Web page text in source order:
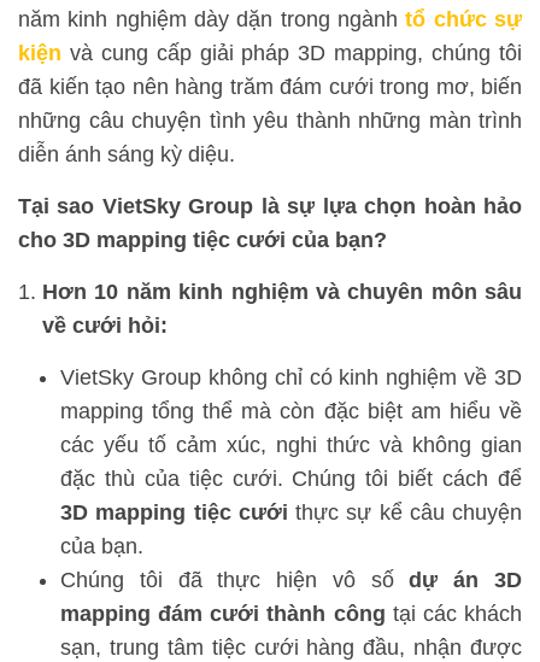
năm kinh nghiệm dày dặn trong ngành tổ chức sự
kiện và cung cấp giải pháp 3D mapping, chúng tôi
đã kiến tạo nên hàng trăm đám cưới trong mơ, biến
những câu chuyện tình yêu thành những màn trình
diễn ánh sáng kỳ diệu.
Tại sao VietSky Group là sự lựa chọn hoàn hảo
cho 3D mapping tiệc cưới của bạn?
Hơn 10 năm kinh nghiệm và chuyên môn sâu
về cưới hỏi:
VietSky Group không chỉ có kinh nghiệm về 3D
mapping tổng thể mà còn đặc biệt am hiểu về
các yếu tố cảm xúc, nghi thức và không gian
đặc thù của tiệc cưới. Chúng tôi biết cách để
3D mapping tiệc cưới thực sự kể câu chuyện
của bạn.
Chúng tôi đã thực hiện vô sốdự án 3D
mapping đám cưới thành công tại các khách
sạn, trung tâm tiệc cưới hàng đầu, nhận được